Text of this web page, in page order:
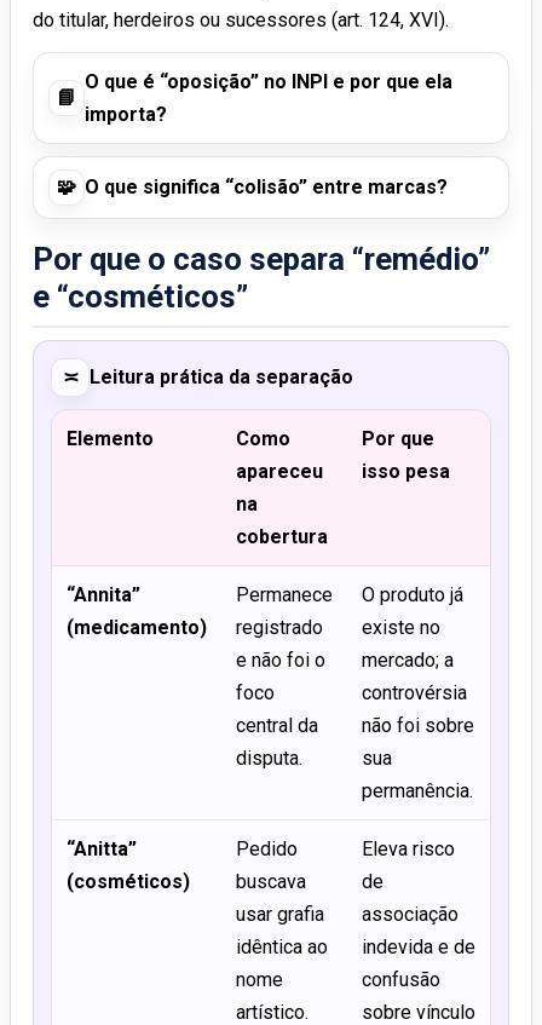
do titular, herdeiros ou sucessores (art. 124, XVI).
📘
O que é “oposição” no INPI e por que ela
importa?
🧩 O que significa “colisão” entre marcas?
Por que o caso separa “remédio”
e “cosméticos”
≍ Leitura prática da separação
Elemento
Como
apareceu
na
cobertura
Por que
isso pesa
“Annita”
(medicamento)
Permanece
registrado
e não foi o
foco
central da
disputa.
O produto já
existe no
mercado; a
controvérsia
não foi sobre
sua
permanência.
“Anitta”
(cosméticos)
Pedido
buscava
usar grafia
idêntica ao
nome
artístico.
Eleva risco
de
associação
indevida e de
confusão
sobre vínculo